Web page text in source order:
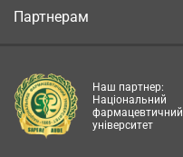
Партнерам
Наш партнер:
Національний
фармацевтичний
університет